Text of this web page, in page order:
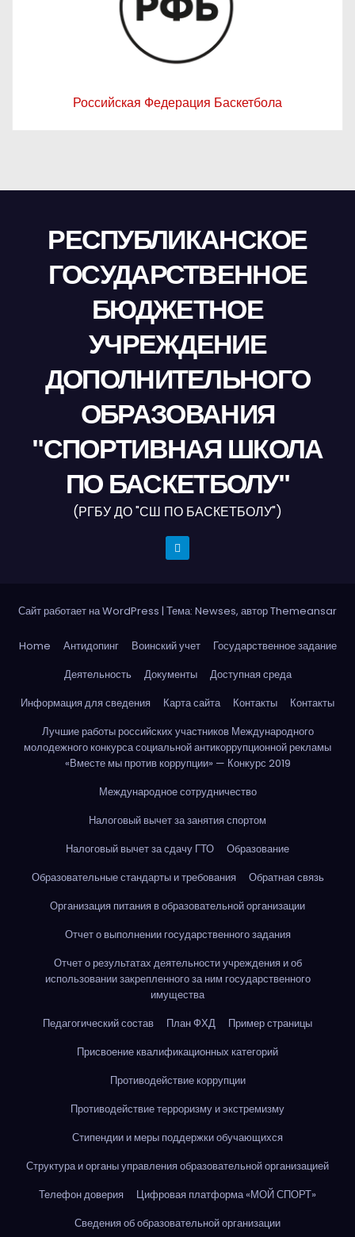
Российская Федерация Баскетбола
РЕСПУБЛИКАНСКОЕ
ГОСУДАРСТВЕННОЕ
БЮДЖЕТНОЕ
УЧРЕЖДЕНИЕ
ДОПОЛНИТЕЛЬНОГО
ОБРАЗОВАНИЯ
"СПОРТИВНАЯ ШКОЛА
ПО БАСКЕТБОЛУ"
(РГБУ ДО "СШ ПО БАСКЕТБОЛУ")
Сайт работает на WordPress | Тема: Newses, авторThemeansar
Home Антидопинг Воинский учет
Государственное задание
Деятельность
Документы
Доступная среда
Информация для сведения
Карта сайта Контакты
Контакты
Лучшие работы российских участников Международного
молодежного конкурса социальной антикоррупционной рекламы
«Вместе мы против коррупции» — Конкурс 2019
Международное сотрудничество
Налоговый вычет за занятия спортом
Налоговый вычет за сдачу ГТО
Образование
Образовательные стандарты и требования
Обратная связь
Организация питания в образовательной организации
Отчет о выполнении государственного задания
Отчет о результатах деятельности учреждения и об
использовании закрепленного за ним государственного
имущества
Педагогический состав
План ФХД
Пример страницы
Присвоение квалификационных категорий
Противодействие коррупции
Противодействие терроризму и экстремизму
Стипендии и меры поддержки обучающихся
Структура и органы управления образовательной организацией
Телефон доверия
Цифровая платформа «МОЙ СПОРТ»
Сведения об образовательной организации